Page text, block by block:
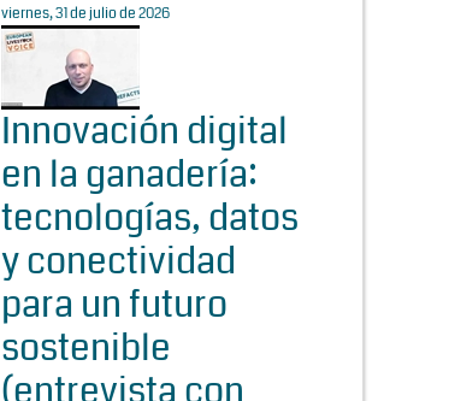
viernes, 31 de julio de 2026
Innovación digital
en la ganadería:
tecnologías, datos
y conectividad
para un futuro
sostenible